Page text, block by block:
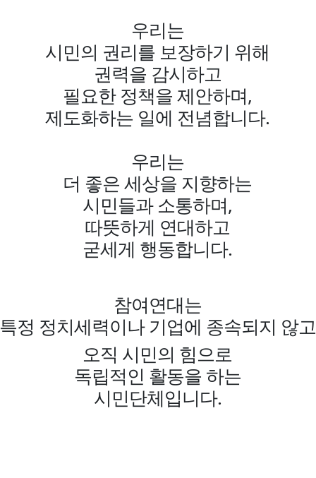
우리는
시민의 권리를 보장하기 위해
권력을 감시하고
필요한 정책을 제안하며,
제도화하는 일에 전념합니다.
우리는
더 좋은 세상을 지향하는
시민들과 소통하며,
따뜻하게 연대하고
굳세게 행동합니다.
참여연대는
특정 정치세력이나 기업에 종속되지 않고
오직 시민의 힘으로
독립적인 활동을 하는
시민단체입니다.